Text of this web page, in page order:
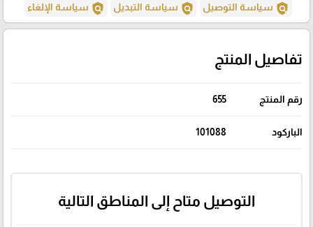
policy سياسة التوصيل policy سياسة التبديل policy سياسة الإلغاء
تفاصيل المنتج
رقم المنتج 655
الباركود 101088
التوصيل متاح إلى المناطق التالية